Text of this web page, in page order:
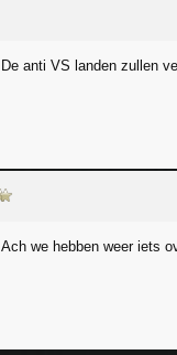
De anti VS landen zullen
Ach we hebben weer iets